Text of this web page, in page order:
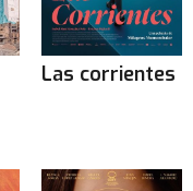
Las corrientes